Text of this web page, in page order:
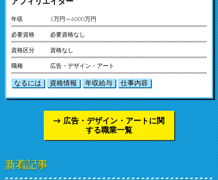
年収 1万円～6000万円
必要資格 必要資格なし
資格区分 資格なし
職種 広告・デザイン・アート
なるには 資格情報 年収給与 仕事内容
広告・デザイン・アートに関
する職業一覧
新着記事